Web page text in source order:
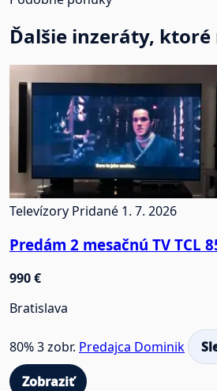
Ďalšie inzeráty,
Televízory Pridané 1. 7. 2026
Predám 2 mesačnú TV TCL
990 €
Bratislava
80%3 zobr. Predajca Dominik
Zobraziť